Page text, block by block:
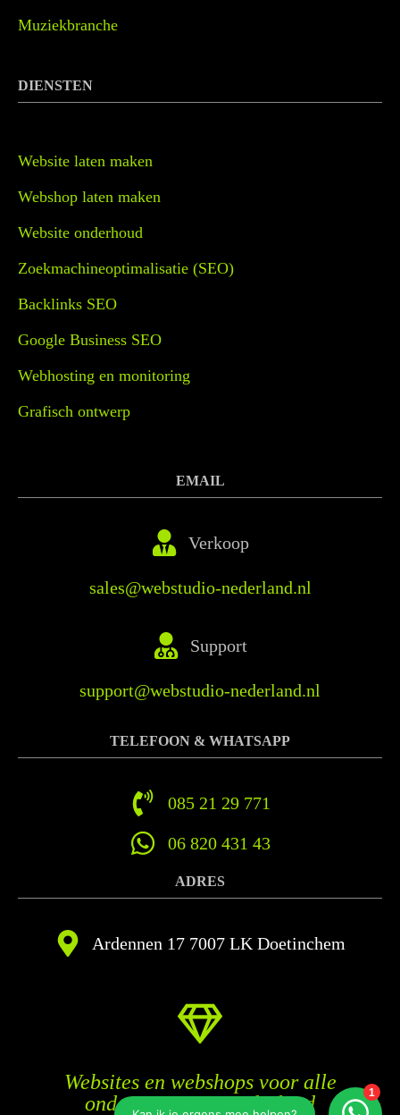
Muziekbranche
DIENSTEN
Website laten maken
Webshop laten maken
Website onderhoud
Zoekmachineoptimalisatie (SEO)
Backlinks SEO
Google Business SEO
Webhosting en monitoring
Grafisch ontwerp
EMAIL
Verkoop
sales@webstudio-nederland.nl
Support
support@webstudio-nederland.nl
TELEFOON & WHATSAPP
085 21 29 771
06 820 431 43
ADRES
Ardennen 17 7007 LK Doetinchem
Websites en webshops voor alle
ondernemers in Nederland